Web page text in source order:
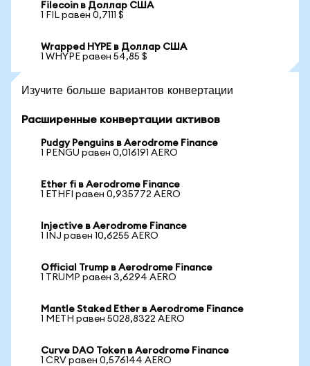
Filecoin в Доллар США
1 FIL равен 0,7111 $
Wrapped HYPE в Доллар США
1 WHYPE равен 54,85 $
Изучите больше вариантов конвертации
Расширенные конвертации активов
Pudgy Penguins в Aerodrome Finance
1 PENGU равен 0,016191 AERO
Ether fi в Aerodrome Finance
1 ETHFI равен 0,935772 AERO
Injective в Aerodrome Finance
1 INJ равен 10,6255 AERO
Official Trump в Aerodrome Finance
1 TRUMP равен 3,6294 AERO
Mantle Staked Ether в Aerodrome Finance
1 METH равен 5028,8322 AERO
Curve DAO Token в Aerodrome Finance
1 CRV равен 0,576144 AERO